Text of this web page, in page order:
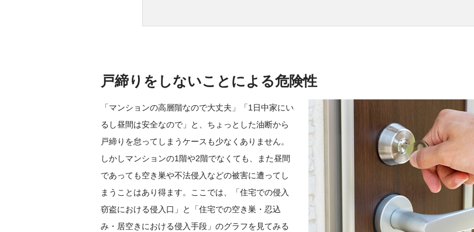
戸締りをしないことによる危険性
「マンションの高層階なので大丈夫」「1日中家にい
るし昼間は安全なので」と、ちょっとした油断から
戸締りを怠ってしまうケースも少なくありません。
しかしマンションの1階や2階でなくても、また昼間
であっても空き巣や不法侵入などの被害に遭ってし
まうことはあり得ます。ここでは、「住宅での侵入
窃盗における侵入口」と「住宅での空き巣・忍込
み・居空きにおける侵入手段」のグラフを見てみる